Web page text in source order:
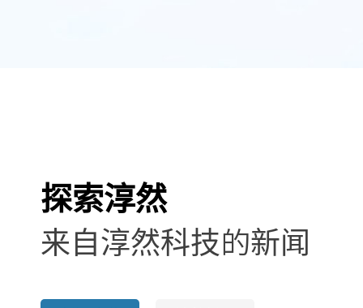
探索淳然
来自淳然科技的新闻